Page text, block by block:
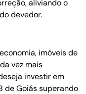
aliviando o
devedor.
imóveis de
vez mais
investir em
de Goiás superando